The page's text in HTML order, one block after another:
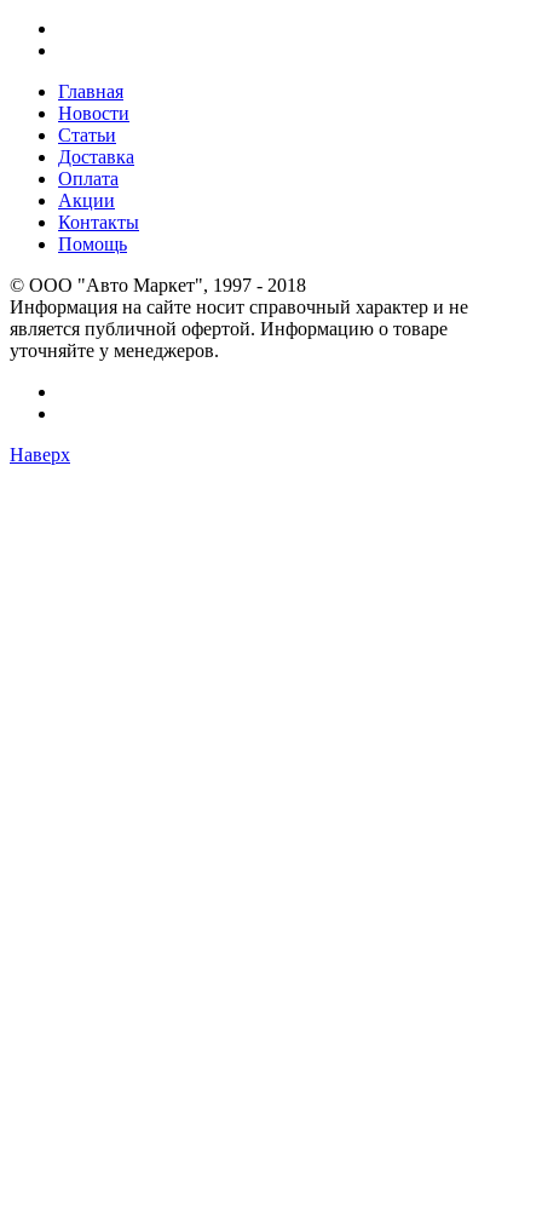
Главная
Новости
Статьи
Доставка
Оплата
Акции
Контакты
Помощь
© OOO "Авто Маркет", 1997 - 2018
Информация на сайте носит справочный характер и не
является публичной офертой. Информацию о товаре
уточняйте у менеджеров.
Наверх